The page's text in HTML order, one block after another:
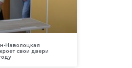
Наволоцкая
свои двери